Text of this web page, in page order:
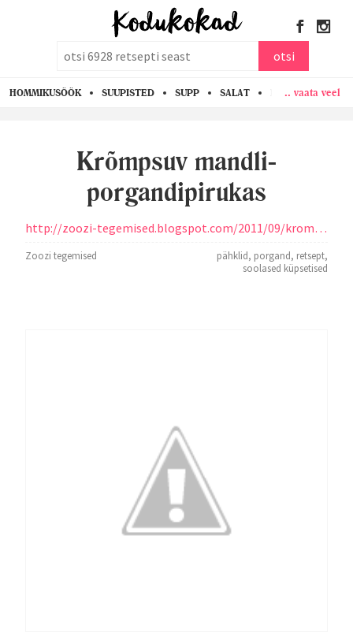
otsi
HOMMIKUSÖÖK SUUPISTED SUPP SALAT PASTA KANA
.. vaata veel
Krõmpsuv mandli-
porgandipirukas
http://zoozi-tegemised.blogspot.com/2011/09/krompsuv-mandli-porgandipirukas.html
Zoozi tegemised pähklid, porgand, retsept,
soolased küpsetised